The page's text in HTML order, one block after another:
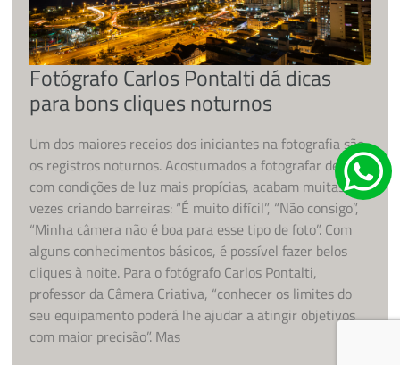
Fotógrafo Carlos Pontalti dá dicas
para bons cliques noturnos
Um dos maiores receios dos iniciantes na fotografia são
os registros noturnos. Acostumados a fotografar de dia,
com condições de luz mais propícias, acabam muitas
vezes criando barreiras: “É muito difícil”, “Não consigo”,
“Minha câmera não é boa para esse tipo de foto”. Com
alguns conhecimentos básicos, é possível fazer belos
cliques à noite. Para o fotógrafo Carlos Pontalti,
professor da Câmera Criativa, “conhecer os limites do
seu equipamento poderá lhe ajudar a atingir objetivos
com maior precisão”. Mas